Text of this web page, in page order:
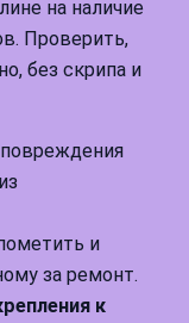
на наличие
Проверить,
без скрипа и
и
за ремонт.
к